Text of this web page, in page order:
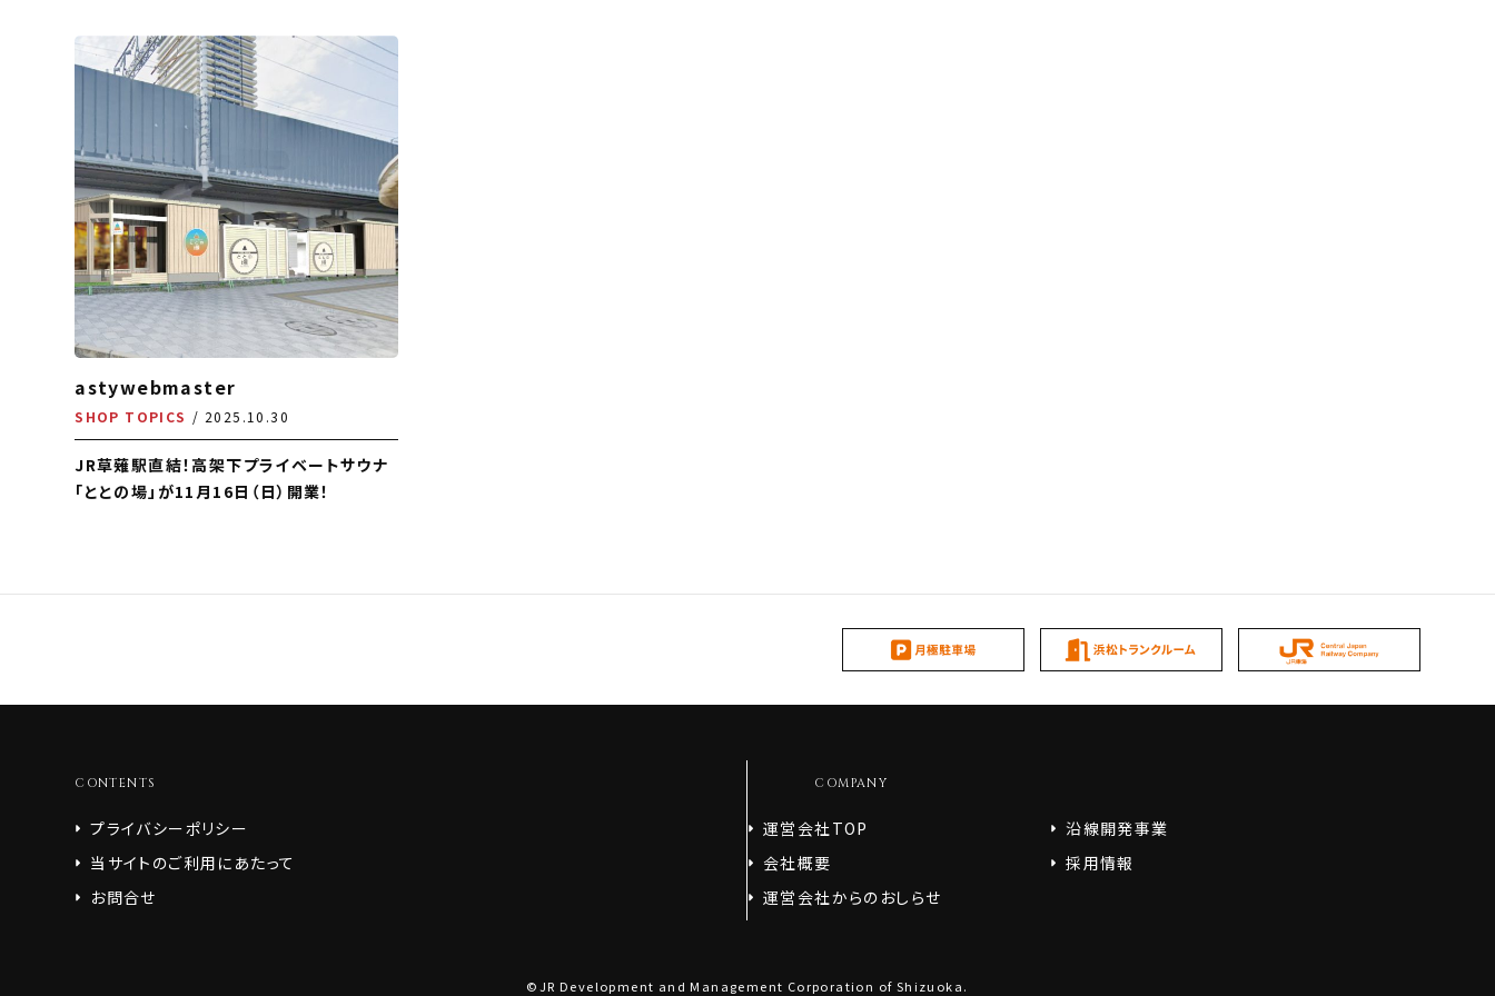
astywebmaster
SHOP TOPICS 2025.10.30
JR草薙駅直結！高架下プライベートサウナ
「ととの場」が11月16日（日）開業！
CONTENTS
プライバシーポリシー
当サイトのご利用にあたって
お問合せ
COMPANY
運営会社TOP
会社概要
運営会社からのおしらせ
沿線開発事業
採用情報
©JR Development and Management Corporation of Shizuoka.